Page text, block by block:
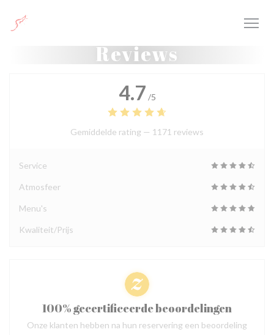
Reviews
4.7 /5
Gemiddelde rating — 1171 reviews
Service
Atmosfeer
Menu's
Kwaliteit/Prijs
100% gecertificeerde beoordelingen
Onze klanten hebben na hun reservering een beoordeling